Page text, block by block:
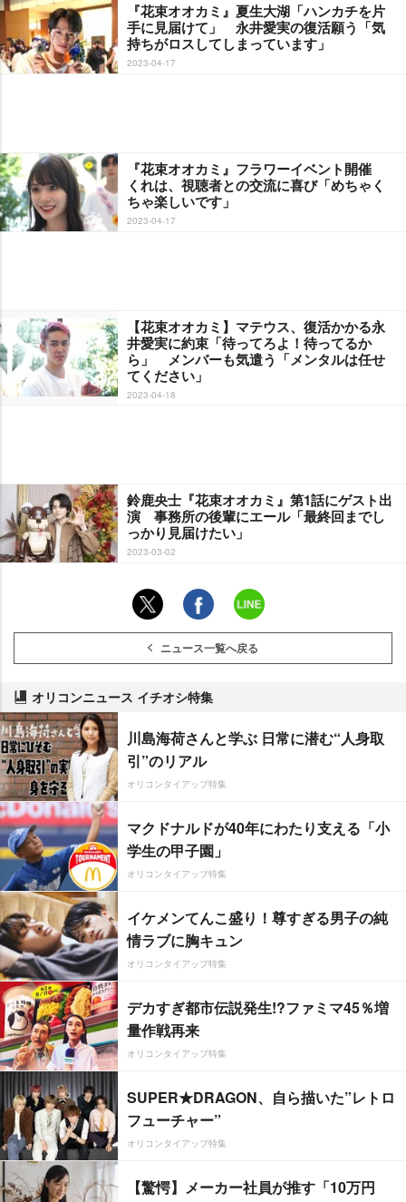
『花束オオカミ』夏生大湖「ハンカチを片
手に見届けて」 永井愛実の復活願う「気
持ちがロスしてしまっています」
2023-04-17
『花束オオカミ』フラワーイベント開催
くれは、視聴者との交流に喜び「めちゃく
ちゃ楽しいです」
2023-04-17
【花束オオカミ】マテウス、復活かかる永
井愛実に約束「待ってろよ！待ってるか
ら」 メンバーも気遣う「メンタルは任せ
てください」
2023-04-18
鈴鹿央士『花束オオカミ』第1話にゲスト出
演 事務所の後輩にエール「最終回までし
っかり見届けたい」
2023-03-02
ニュース一覧へ戻る
オリコンニュース イチオシ特集
川島海荷さんと学ぶ 日常に潜む“人身取
引”のリアル
オリコンタイアップ特集
マクドナルドが40年にわたり支える「小
学生の甲子園」
オリコンタイアップ特集
イケメンてんこ盛り！尊すぎる男子の純
情ラブに胸キュン
オリコンタイアップ特集
デカすぎ都市伝説発生!?ファミマ45％増
量作戦再来
オリコンタイアップ特集
SUPER★DRAGON、自ら描いた”レトロ
フューチャー”
オリコンタイアップ特集
【驚愕】メーカー社員が推す「10万円